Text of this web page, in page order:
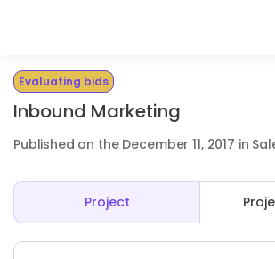
Evaluating bids
Inbound Marketing
Published on the December 11, 2017 in
Project